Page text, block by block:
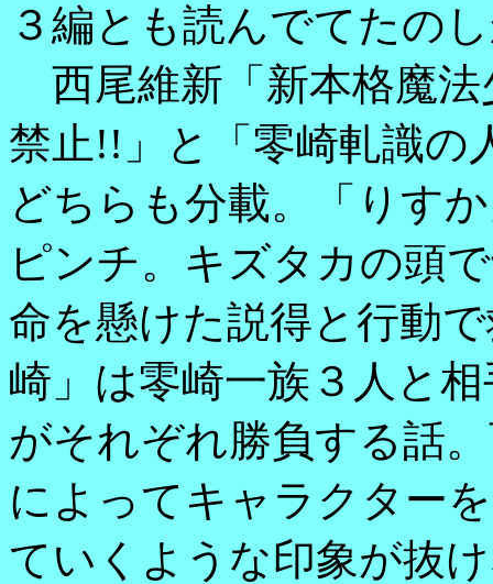
３編とも読んでてたの
西尾維新「新本格魔
禁止!!」と「零崎軋識の
どちらも分載。「りす
ピンチ。キズタカの頭
命を懸けた説得と行動
崎」は零崎一族３人と
がそれぞれ勝負する話
によってキャラクター
ていくような印象が抜